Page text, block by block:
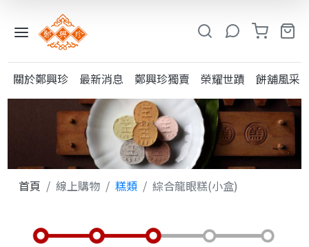
小
類
類
關於鄭興珍 最新消息 鄭興珍獨賣 榮耀世蹟 餅舖風采
首頁 線上購物 糕類 綜合龍眼糕(小盒)